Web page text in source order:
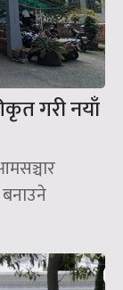
गरी नयाँ